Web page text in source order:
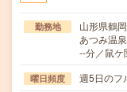
勤務地
山形県鶴
あつみ温
--分／鼠ケ
曜日頻度 週5日のフ